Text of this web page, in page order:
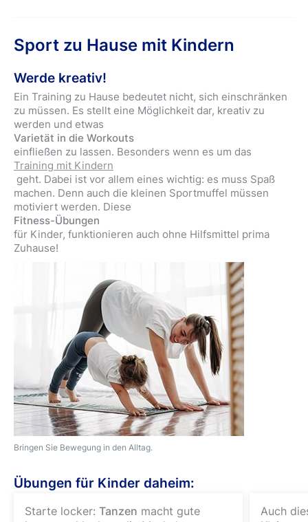
Sport zu Hause mit Kindern
Werde kreativ!
Bringen Sie Bewegung in den Alltag.
Ein Training zu Hause bedeutet nicht, sich einschränken
zu müssen. Es stellt eine Möglichkeit dar, kreativ zu
werden und etwas
Varietät in die Workouts
einfließen zu lassen. Besonders wenn es um das
Training mit Kindern
geht. Dabei ist vor allem eines wichtig: es muss Spaß
machen. Denn auch die kleinen Sportmuffel müssen
motiviert werden. Diese
Fitness-Übungen
für Kinder, funktionieren auch ohne Hilfsmittel prima
Zuhause!
Übungen für Kinder daheim:
Starte locker: Tanzen macht gute
Auch